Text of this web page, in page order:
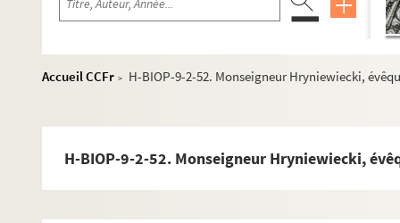
Accueil CCFr >
H-BIOP-9-2-52. Monseigneur Hryniewiecki,
H-BIOP-9-2-52. Monseigneur Hryniewiecki,
H-BIOP-9-2-21. Monseigneur Freppel
H-BIOP-9-2-23. Monseigneur Frérot, évêque
H-BIOP-9-2-25. Docteur Fulford, évêque de Montréal
H-BIOP-9-2-26. Monseigneur Galabert, fondateur